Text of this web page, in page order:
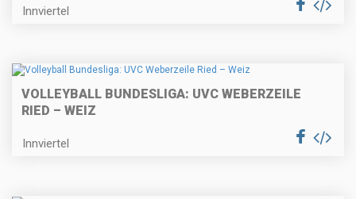
Innviertel
VOLLEYBALL BUNDESLIGA: UVC WEBERZEILE
RIED – WEIZ
Innviertel